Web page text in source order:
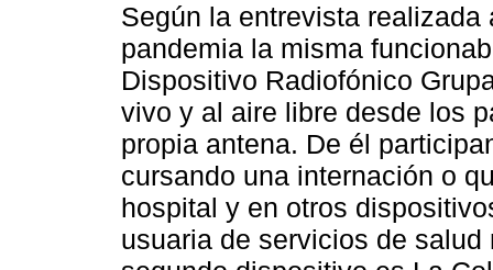
Según la entrevista
pandemia la misma
Dispositivo Radiofónico
vivo y al aire libre desde los
propia antena. De él
cursando una internación o
hospital y en otros
usuaria de servicios de